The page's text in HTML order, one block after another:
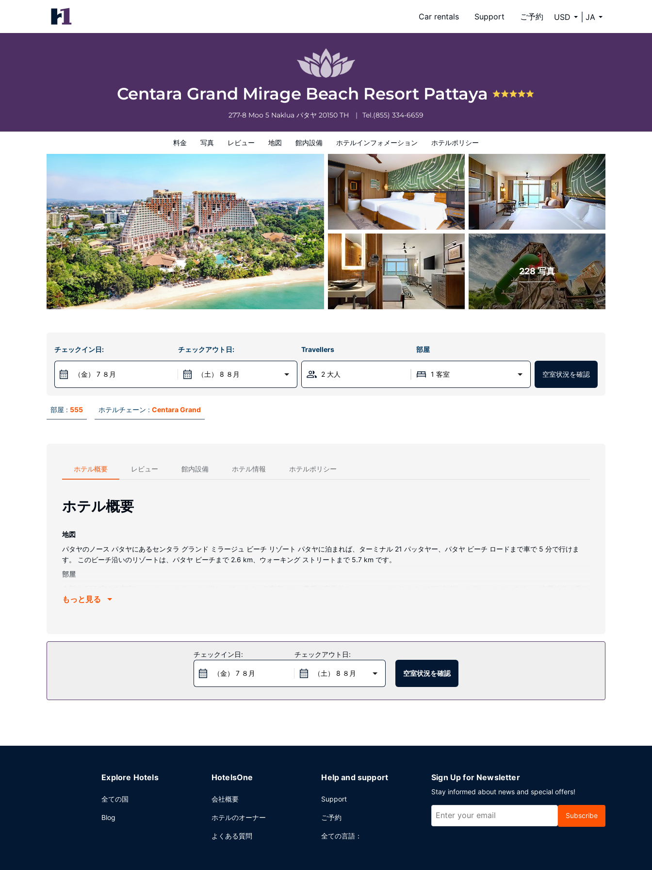
Car rentals Support ご予約 USD JA
Centara Grand Mirage Beach Resort Pattaya
277-8 Moo 5 Naklua パタヤ 20150 TH Tel.(855) 334-6659
料金 写真 レビュー 地図 館内設備 ホテルインフォメーション ホテルポリシー
Centara Grand Mirage Beach Resort Pattaya
料金 写真
228 写真
チェックイン日:
（金） 7 ８月
チェックアウト日:
（土） 8 ８月
Travellers 部屋
2 大人 1 客室 空室状況を確認
部屋 : 555 ホテルチェーン : Centara Grand
ホテル概要 レビュー 館内設備 ホテル情報 ホテルポリシー
ホテル概要
地図
パタヤのノース パタヤにあるセンタラ グランド ミラージュ ビーチ リゾート パタヤに泊まれば、ターミナル 21 パッタヤー、パタヤ ビーチ ロードまで車で 5 分で行けま
す。 このビーチ沿いのリゾートは、パタヤ ビーチまで 2.6 km、ウォーキング ストリートまで 5.7 km です。
部屋
をご覧いただけます。専用バスルームには、バスアメニティ (無料)、ヘアドライヤーが付いています。
ご利用いただけます。ショッピングにお出かけの際には、送迎サービス (有料) をご利用いただけます。
お食事には、このリゾートにある 3 か所のレストランをご利用ください。24 時間対応のルームサービスをご利用いただくこともできます。コーヒーショップ / カフェで軽食
もお楽しみいただけます。スイムアップバーや 2 か所のバー / ラウンジでドリンク片手におくつろぎいただけます。朝食ビュッフェを毎日 6:30 ～ 10:30 までお召し上がり
いただけます (有料)。
もっと見る
チェックイン日:
（金） 7 ８月
チェックアウト日:
（土） 8 ８月 空室状況を確認
Explore Hotels
全ての国
Blog
HotelsOne
会社概要
ホテルのオーナー
よくある質問
Help and support
Support
ご予約
全ての言語：
Sign Up for Newsletter
Stay informed about news and special offers!
Subscribe